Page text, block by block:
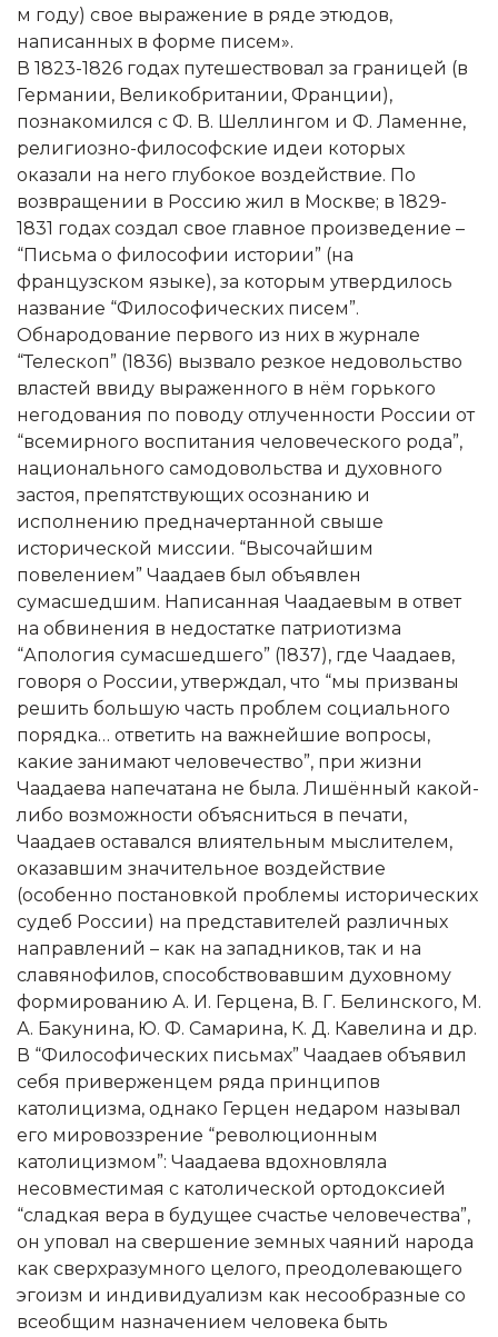
м году) свое выражение в ряде этюдов,
написанных в форме писем».
В 1823-1826 годах путешествовал за границей (в
Германии, Великобритании, Франции),
познакомился с Ф. В. Шеллингом и Ф. Ламенне,
религиозно-философские идеи которых
оказали на него глубокое воздействие. По
возвращении в Россию жил в Москве; в 1829-
1831 годах создал свое главное произведение –
“Письма о философии истории” (на
французском языке), за которым утвердилось
название “Философических писем”.
Обнародование первого из них в журнале
“Телескоп” (1836) вызвало резкое недовольство
властей ввиду выраженного в нём горького
негодования по поводу отлученности России от
“всемирного воспитания человеческого рода”,
национального самодовольства и духовного
застоя, препятствующих осознанию и
исполнению предначертанной свыше
исторической миссии. “Высочайшим
повелением” Чаадаев был объявлен
сумасшедшим. Написанная Чаадаевым в ответ
на обвинения в недостатке патриотизма
“Апология сумасшедшего” (1837), где Чаадаев,
говоря о России, утверждал, что “мы призваны
решить большую часть проблем социального
порядка… ответить на важнейшие вопросы,
какие занимают человечество”, при жизни
Чаадаева напечатана не была. Лишённый какой-
либо возможности объясниться в печати,
Чаадаев оставался влиятельным мыслителем,
оказавшим значительное воздействие
(особенно постановкой проблемы исторических
судеб России) на представителей различных
направлений – как на западников, так и на
славянофилов, способствовавшим духовному
формированию А. И. Герцена, В. Г. Белинского, М.
А. Бакунина, Ю. Ф. Самарина, К. Д. Кавелина и др.
В “Философических письмах” Чаадаев объявил
себя приверженцем ряда принципов
католицизма, однако Герцен недаром называл
его мировоззрение “революционным
католицизмом”: Чаадаева вдохновляла
несовместимая с католической ортодоксией
“сладкая вера в будущее счастье человечества”,
он уповал на свершение земных чаяний народа
как сверхразумного целого, преодолевающего
эгоизм и индивидуализм как несообразные со
всеобщим назначением человека быть